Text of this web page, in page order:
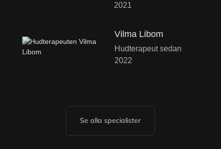
2021
Vilma Libom
Hudterapeut sedan
2022
Se alla specialister